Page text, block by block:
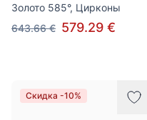
Золото 585°, Цирконы
643.66 € 579.29 €
Скидка -10%